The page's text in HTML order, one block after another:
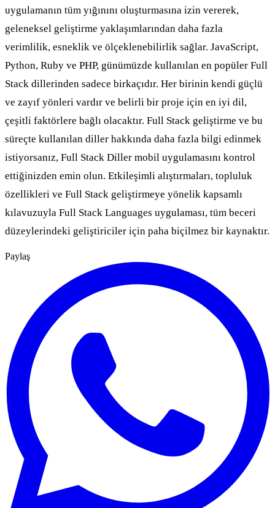
uygulamanın tüm yığınını oluşturmasına izin vererek,
geleneksel geliştirme yaklaşımlarından daha fazla
verimlilik, esneklik ve ölçeklenebilirlik sağlar. JavaScript,
Python, Ruby ve PHP, günümüzde kullanılan en popüler Full
Stack dillerinden sadece birkaçıdır. Her birinin kendi güçlü
ve zayıf yönleri vardır ve belirli bir proje için en iyi dil,
çeşitli faktörlere bağlı olacaktır. Full Stack geliştirme ve bu
süreçte kullanılan diller hakkında daha fazla bilgi edinmek
istiyorsanız, Full Stack Diller mobil uygulamasını kontrol
ettiğinizden emin olun. Etkileşimli alıştırmaları, topluluk
özellikleri ve Full Stack geliştirmeye yönelik kapsamlı
kılavuzuyla Full Stack Languages uygulaması, tüm beceri
düzeylerindeki geliştiriciler için paha biçilmez bir kaynaktır.
Paylaş